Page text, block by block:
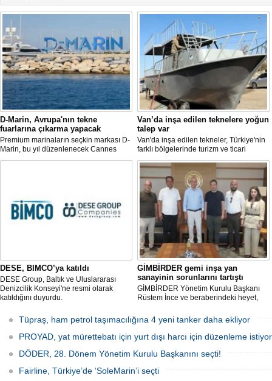
D-Marin, Avrupa'nın tekne
fuarlarına çıkarma yapacak
Premium marinaların seçkin markası D-
Marin, bu yıl düzenlenecek Cannes
Yachting Festival ve Cenova
Van’da inşa edilen teknelere yoğun
talep var
Van'da inşa edilen tekneler, Türkiye'nin
farklı bölgelerinde turizm ve ticari
faaliyetlerde kullanılmak üzere deniz ve
göllerle buluşuyor. Müşterilerin
taleplerine göre özel olarak tasarlanan
tekneler, donanım ve özelliklerine göre
şekillendirilerek teslim ediliyor.
DESE, BIMCO’ya katıldı
DESE Group, Baltık ve Uluslararası
Denizcilik Konseyi'ne resmi olarak
katıldığını duyurdu.
GİMBİRDER gemi inşa yan
sanayinin sorunlarını tartıştı
GİMBİRDER Yönetim Kurulu Başkanı
Rüstem İnce ve beraberindeki heyet,
ziyaret etti. Görüşmede tersane taşeron
firmalarının yaşadığı sektörel sorunlar
ile vergi uygulamalarındaki
mağduriyetler ele alındı.
Tüpraş, ham petrol taşımacılığına 4 yeni tanker daha ekliyor
PROYAD, yat mürettebatı için yurt dışı harcı için düzenleme istiyor
DÖDER, 28. Dönem Yönetim Kurulu Başkanını seçti!
Fairline, Türkiye’de ‘SoleMarin’i seçti